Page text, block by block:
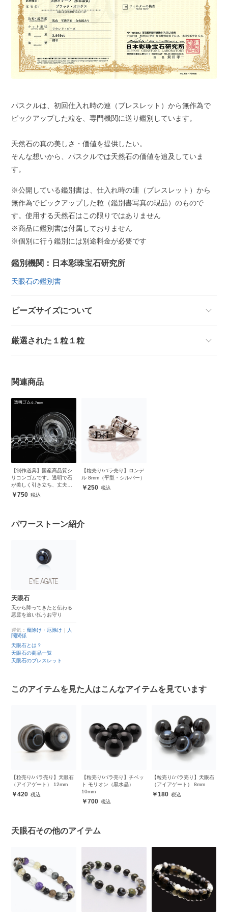
パスクルは、初回仕入れ時の連（ブレスレット）から無作為で
ピックアップした粒を、専門機関に送り鑑別しています。
天然石の真の美しさ・価値を提供したい。
そんな想いから、パスクルでは天然石の価値を追及していま
す。
※公開している鑑別書は、仕入れ時の連（ブレスレット）から
無作為でピックアップした粒（鑑別書写真の現品）のもので
す。使用する天然石はこの限りではありません
※商品に鑑別書は付属しておりません
※個別に行う鑑別には別途料金が必要です
鑑別機関：日本彩珠宝石研究所
天眼石の鑑別書
ビーズサイズについて
厳選された１粒１粒
関連商品
【制作道具】国産高品質シ
リコンゴムです。透明で石
が美しく引き立ち、丈夫で
安心750
【粒売り/バラ売り】ロンデ
ル 8mm（平型・シルバー）
250
パワーストーン紹介
天眼石
天から降ってきたと伝わる
悪霊を追い払うお守り
運気： 魔除け・厄除け
人
間関係
天眼石とは？
天眼石の商品一覧
天眼石のブレスレット
このアイテムを見た人はこんなアイテムを見ています
【粒売り/バラ売り】天眼石
（アイアゲート） 12mm
420
【粒売り/バラ売り】チベッ
ト モリオン（黒水晶）
10mm
700
【粒売り/バラ売り】天眼石
（アイアゲート） 8mm
180
天眼石その他のアイテム